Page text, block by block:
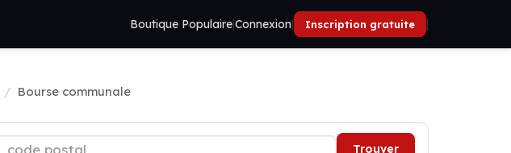
Boutique Populaire|Connexion| Inscription gratuite |
Bourse communale
Trouver